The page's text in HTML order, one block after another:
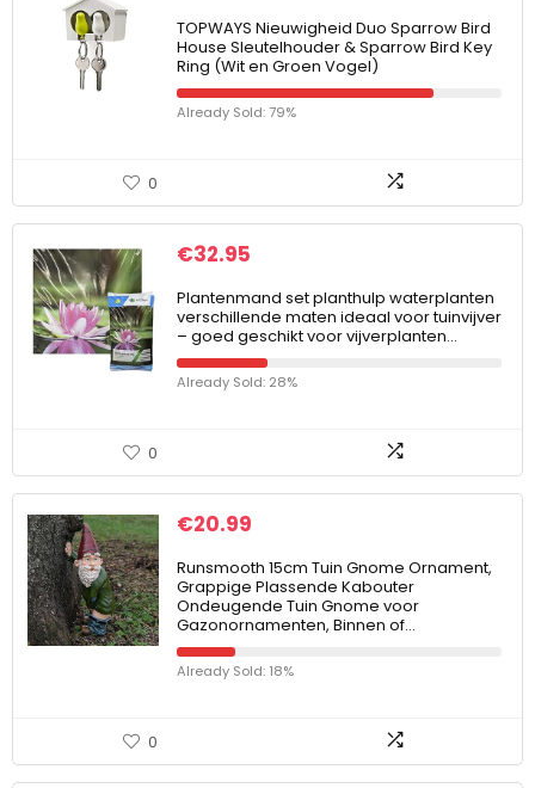
TOPWAYS Nieuwigheid Duo Sparrow Bird
House Sleutelhouder & Sparrow Bird Key
Ring (Wit en Groen Vogel)
Already Sold: 79%
0
€32.95
Plantenmand set planthulp waterplanten
verschillende maten ideaal voor tuinvijver
– goed geschikt voor vijverplanten…
Already Sold: 28%
0
€20.99
Runsmooth 15cm Tuin Gnome Ornament,
Grappige Plassende Kabouter
Ondeugende Tuin Gnome voor
Gazonornamenten, Binnen of…
Already Sold: 18%
0